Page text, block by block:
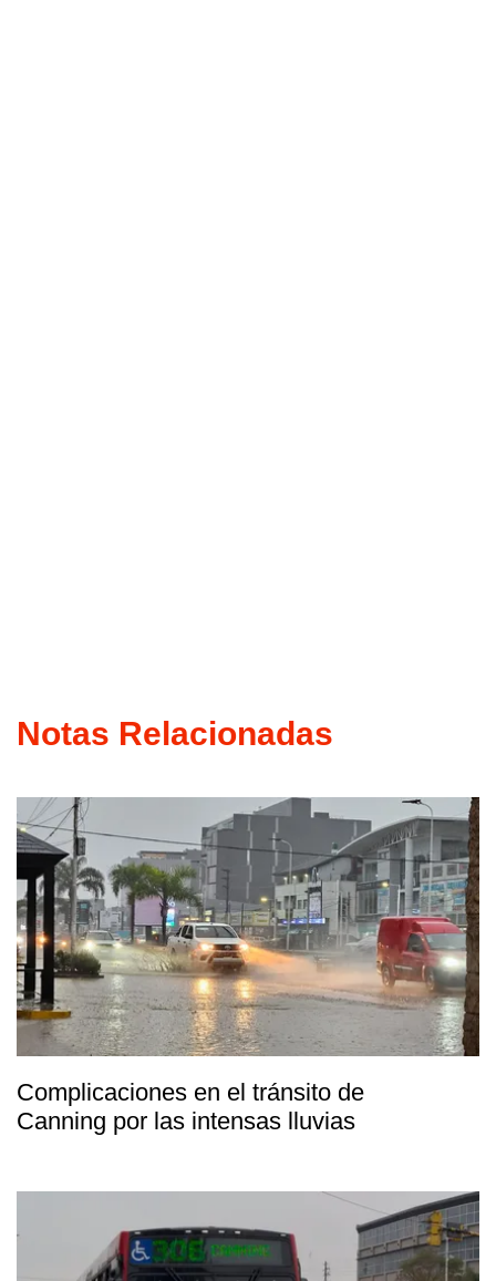
Notas Relacionadas
Complicaciones en el tránsito de
Canning por las intensas lluvias